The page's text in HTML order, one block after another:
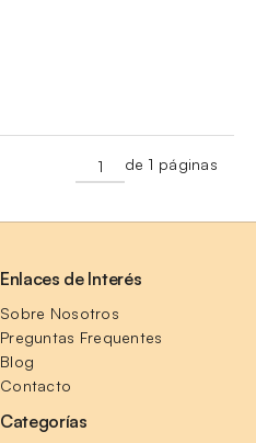
de 1 páginas
Enlaces de Interés
Sobre Nosotros
Preguntas Frequentes
Blog
Contacto
Categorías